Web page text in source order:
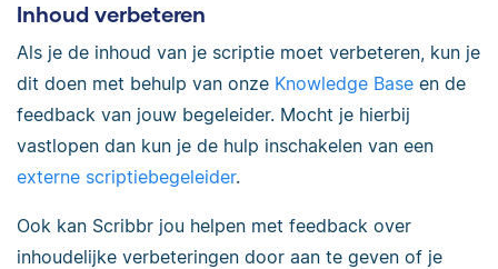
Inhoud verbeteren
Als je de inhoud van je scriptie moet verbeteren, kun je
dit doen met behulp van onze Knowledge Base en de
feedback van jouw begeleider. Mocht je hierbij
vastlopen dan kun je de hulp inschakelen van een
externe scriptiebegeleider.
Ook kan Scribbr jou helpen met feedback over
inhoudelijke verbeteringen door aan te geven of je